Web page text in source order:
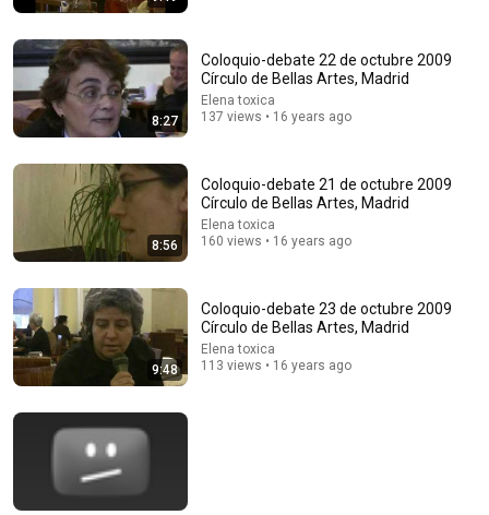
Top 5 WORST Bread Brands To Avoid
Bobby Parrish 775K views
8:27
Coloquio-debate 22 de octubre 2009
Círculo de Bellas Artes, Madrid
Elena toxica
137 views • 16 years ago
8:56
Coloquio-debate 21 de octubre 2009
Círculo de Bellas Artes, Madrid
Elena toxica
160 views • 16 years ago
9:48
Coloquio-debate 23 de octubre 2009
Círculo de Bellas Artes, Madrid
Elena toxica
113 views • 16 years ago